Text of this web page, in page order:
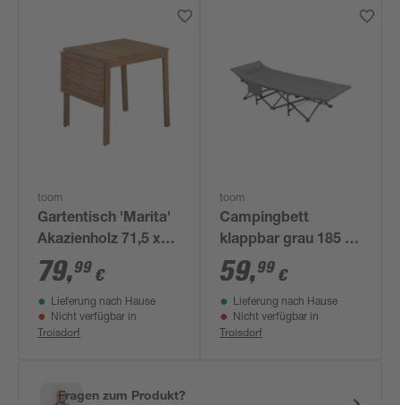
toom
Gartentisch 'Marita'
Akazienholz 71,5 x
65 x 75 cm
79,99 €
Lieferung nach Hause
Nicht verfügbar in
Troisdorf
toom
Campingbett
klappbar grau 185 x
67 x 38 cm
59,99 €
Lieferung nach Hause
Nicht verfügbar in
Troisdorf
Fragen zum Produkt?